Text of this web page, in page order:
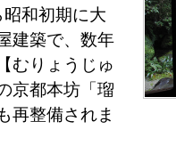
和初期に大
建築で、数年
むりょうじゅ
京都本坊「瑠
再整備されま